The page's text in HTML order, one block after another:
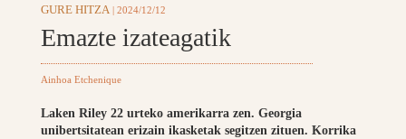
GURE HITZA | 2024/12/12
Emazte izateagatik
Ainhoa Etchenique
Laken Riley 22 urteko amerikarra zen. Georgia
unibertsitatean erizain ikasketak segitzen zituen. Korrika